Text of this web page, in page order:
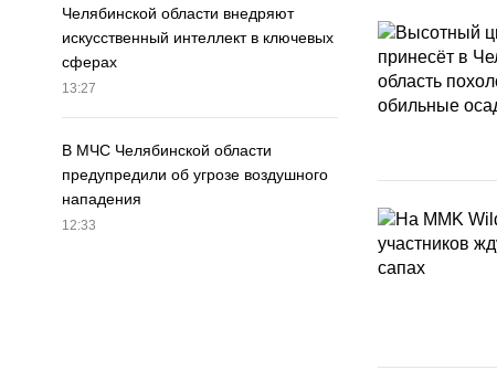
Челябинской области внедряют
искусственный интеллект в ключевых
сферах
13:27
В МЧС Челябинской области
предупредили об угрозе воздушного
нападения
12:33